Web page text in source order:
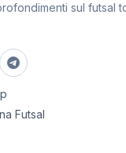
sul futsal
Futsal